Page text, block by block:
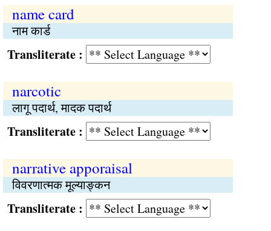
name card
नाम कार्ड
:
narcotic
लागू पदार्थ, मादक पदार्थ
:
narrative apporaisal
विवरणात्मक मूल्याङ्कन
: